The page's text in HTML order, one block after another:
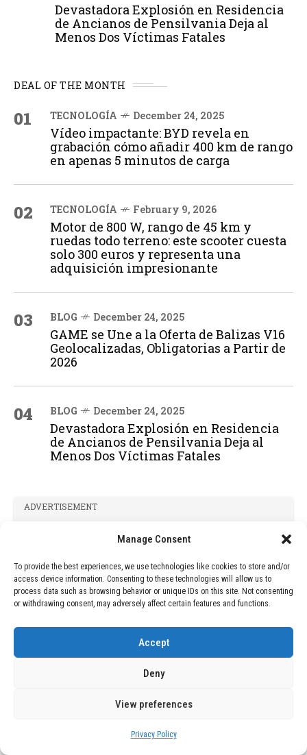
Manage Consent
To provide the best experiences, we use technologies like cookies to store and/or
access device information. Consenting to these technologies will allow us to
process data such as browsing behavior or unique IDs on this site. Not consenting
or withdrawing consent, may adversely affect certain features and functions.
Accept
Deny
View preferences
Privacy Policy
Devastadora Explosión en Residencia
de Ancianos de Pensilvania Deja al
Menos Dos Víctimas Fatales
DEAL OF THE MONTH
01 TECNOLOGÍA December 24, 2025
Vídeo impactante: BYD revela en
grabación cómo añadir 400 km de rango
en apenas 5 minutos de carga
02 TECNOLOGÍA February 9, 2026
Motor de 800 W, rango de 45 km y
ruedas todo terreno: este scooter cuesta
solo 300 euros y representa una
adquisición impresionante
03 BLOG December 24, 2025
GAME se Une a la Oferta de Balizas V16
Geolocalizadas, Obligatorias a Partir de
2026
04 BLOG December 24, 2025
Devastadora Explosión en Residencia
de Ancianos de Pensilvania Deja al
Menos Dos Víctimas Fatales
ADVERTISEMENT